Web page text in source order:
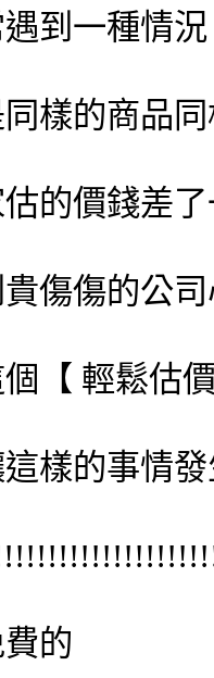
到一種情況
樣的商品
的價錢差
傷傷的公
【 輕鬆估
樣的事情
的